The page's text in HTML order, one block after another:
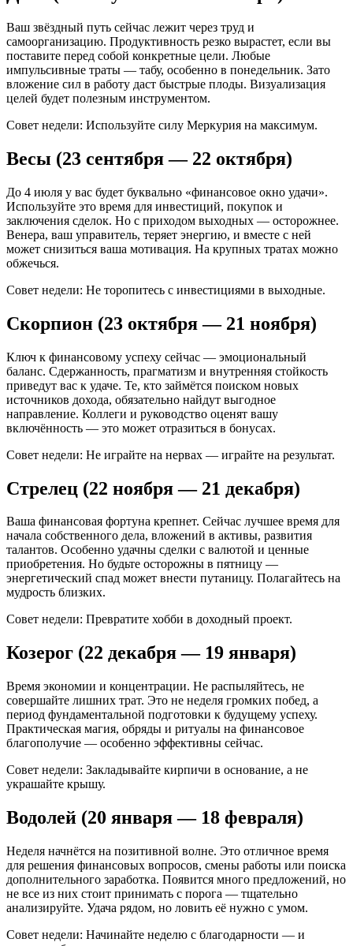
Ваш звёздный путь сейчас лежит через труд и
самоорганизацию. Продуктивность резко вырастет, если вы
поставите перед собой конкретные цели. Любые
импульсивные траты — табу, особенно в понедельник. Зато
вложение сил в работу даст быстрые плоды. Визуализация
целей будет полезным инструментом.
Совет недели: Используйте силу Меркурия на максимум.
Весы (23 сентября — 22 октября)
До 4 июля у вас будет буквально «финансовое окно удачи».
Используйте это время для инвестиций, покупок и
заключения сделок. Но с приходом выходных — осторожнее.
Венера, ваш управитель, теряет энергию, и вместе с ней
может снизиться ваша мотивация. На крупных тратах можно
обжечься.
Совет недели: Не торопитесь с инвестициями в выходные.
Скорпион (23 октября — 21 ноября)
Ключ к финансовому успеху сейчас — эмоциональный
баланс. Сдержанность, прагматизм и внутренняя стойкость
приведут вас к удаче. Те, кто займётся поиском новых
источников дохода, обязательно найдут выгодное
направление. Коллеги и руководство оценят вашу
включённость — это может отразиться в бонусах.
Совет недели: Не играйте на нервах — играйте на результат.
Стрелец (22 ноября — 21 декабря)
Ваша финансовая фортуна крепнет. Сейчас лучшее время для
начала собственного дела, вложений в активы, развития
талантов. Особенно удачны сделки с валютой и ценные
приобретения. Но будьте осторожны в пятницу —
энергетический спад может внести путаницу. Полагайтесь на
мудрость близких.
Совет недели: Превратите хобби в доходный проект.
Козерог (22 декабря — 19 января)
Время экономии и концентрации. Не распыляйтесь, не
совершайте лишних трат. Это не неделя громких побед, а
период фундаментальной подготовки к будущему успеху.
Практическая магия, обряды и ритуалы на финансовое
благополучие — особенно эффективны сейчас.
Совет недели: Закладывайте кирпичи в основание, а не
украшайте крышу.
Водолей (20 января — 18 февраля)
Неделя начнётся на позитивной волне. Это отличное время
для решения финансовых вопросов, смены работы или поиска
дополнительного заработка. Появится много предложений, но
не все из них стоит принимать с порога — тщательно
анализируйте. Удача рядом, но ловить её нужно с умом.
Совет недели: Начинайте неделю с благодарности — и